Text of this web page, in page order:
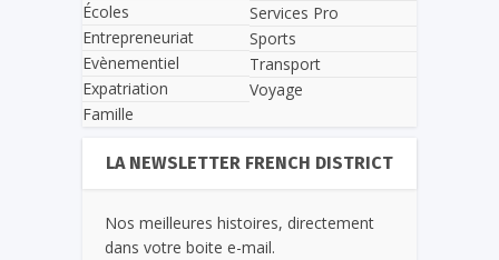
Écoles
Entrepreneuriat
Evènementiel
Expatriation
Famille
Services Pro
Sports
Transport
Voyage
LA NEWSLETTER FRENCH DISTRICT
Nos meilleures histoires, directement
dans votre boite e-mail.